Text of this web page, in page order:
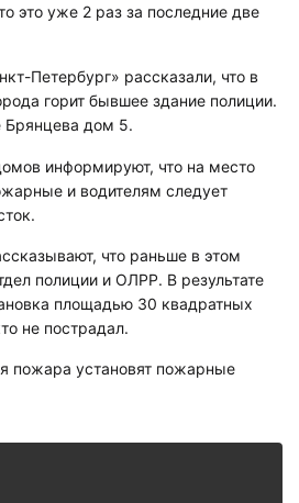
это уже 2 раз за последние две
Петербург» рассказали, что в
горит бывшее здание полиции.
Брянцева дом 5.
информируют, что на место
и водителям следует
что раньше в этом
полиции и ОЛРР. В результате
площадью 30 квадратных
не пострадал.
пожара установят пожарные